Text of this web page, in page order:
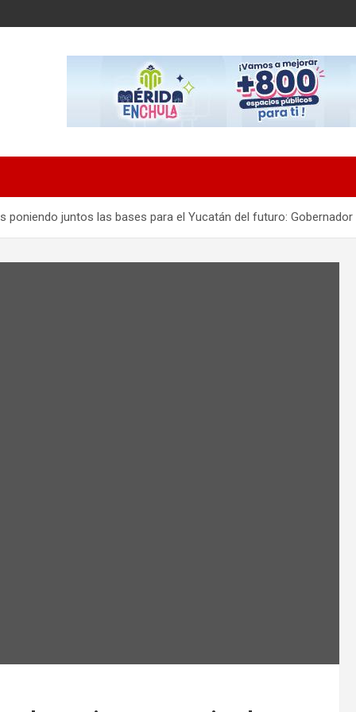
juntos las bases para el Yucatán del futuro: